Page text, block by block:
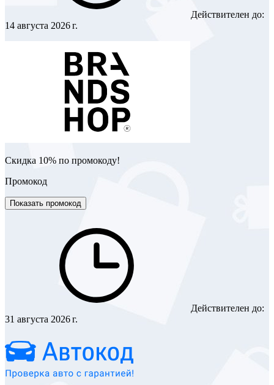
Действителен до:
14 августа 2026 г.
Скидка 10% по промокоду!
Промокод
Показать промокод
Действителен до:
31 августа 2026 г.